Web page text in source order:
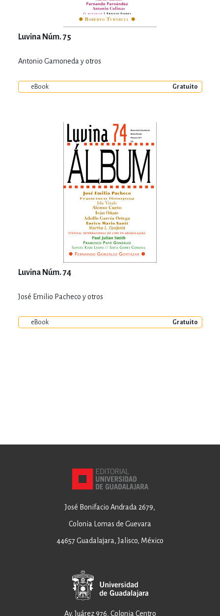
Luvina Núm. 75
Antonio Gamoneda y otros
eBook Gratuito
Luvina Núm. 74
José Emilio Pacheco y otros
eBook Gratuito
José Bonifacio Andrada 2679,
Colonia Lomas de Guevara
44657 Guadalajara, Jalisco, México
Av. Juárez 976, Colonia Centro